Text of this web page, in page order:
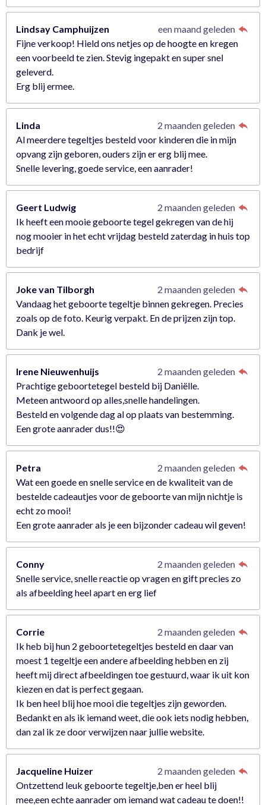
Lindsay Camphuijzen
een maand geleden
Fijne verkoop! Hield ons netjes op de hoogte en kregen
een voorbeeld te zien. Stevig ingepakt en super snel
geleverd.
Erg blij ermee.
Linda
2 maanden geleden
Al meerdere tegeltjes besteld voor kinderen die in mijn
opvang zijn geboren, ouders zijn er erg blij mee.
Snelle levering, goede service, een aanrader!
Geert Ludwig
2 maanden geleden
Ik heeft een mooie geboorte tegel gekregen van de hij
nog mooier in het echt vrijdag besteld zaterdag in huis top
bedrijf
Joke van Tilborgh
2 maanden geleden
Vandaag het geboorte tegeltje binnen gekregen. Precies
zoals op de foto. Keurig verpakt. En de prijzen zijn top.
Dank je wel.
Irene Nieuwenhuijs
2 maanden geleden
Prachtige geboortetegel besteld bij Daniëlle.
Meteen antwoord op alles,snelle handelingen.
Besteld en volgende dag al op plaats van bestemming.
Een grote aanrader dus!!😍
Petra
2 maanden geleden
Wat een goede en snelle service en de kwaliteit van de
bestelde cadeautjes voor de geboorte van mijn nichtje is
echt zo mooi!
Een grote aanrader als je een bijzonder cadeau wil geven!
Conny
2 maanden geleden
Snelle service, snelle reactie op vragen en gift precies zo
als afbeelding heel apart en erg lief
Corrie
2 maanden geleden
Ik heb bij hun 2 geboortetegeltjes besteld en daar van
moest 1 tegeltje een andere afbeelding hebben en zij
heeft mij direct afbeeldingen toe gestuurd, waar ik uit kon
kiezen en dat is perfect gegaan.
Ik ben heel blij hoe mooi die tegeltjes zijn geworden.
Bedankt en als ik iemand weet, die ook iets nodig hebben,
dan zal ik ze door verwijzen naar jullie website.
Jacqueline Huizer
2 maanden geleden
Ontzettend leuk geboorte tegeltje,ben er heel blij
mee,een echte aanrader om iemand wat cadeau te doen!!